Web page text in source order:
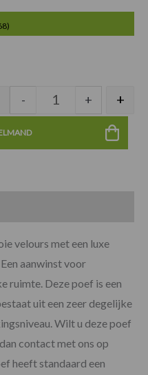
- + +
velours met een luxe
aanwinst voor
ruimte. Deze poef is een
uit een zeer degelijke
Wilt u deze poef
contact met ons op
heeft standaard een